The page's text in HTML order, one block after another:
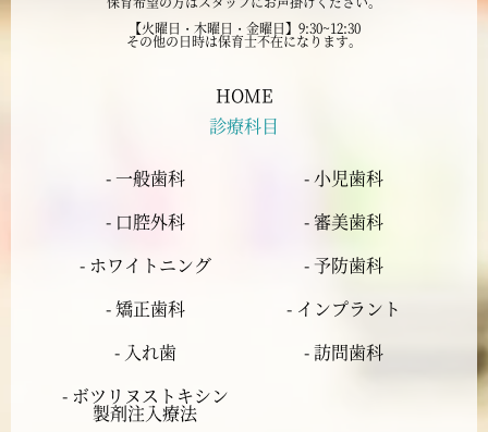
2024年7月
2024年5月
2024年2月
【火曜日・木曜日・金曜日】9:30~12:30
その他の日時は保育士不在になります。
HOME
診療科目
- 一般歯科
- 小児歯科
- 口腔外科
- 審美歯科
- ホワイトニング
- 予防歯科
- 矯正歯科
- インプラント
- 入れ歯
- 訪問歯科
- ボツリヌストキシン
製剤注入療法